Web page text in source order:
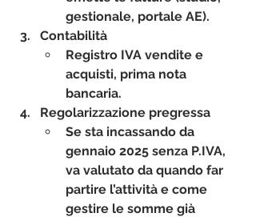
gestionale, portale AE).
Contabilità
Registro IVA vendite e
acquisti, prima nota
bancaria.
Regolarizzazione pregressa
Se sta incassando da
gennaio 2025 senza P.IVA,
va valutato da quando far
partire l’attività e come
gestire le somme già